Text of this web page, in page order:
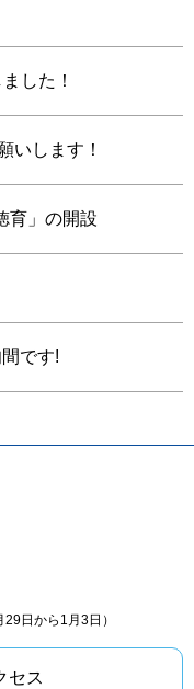
した！
いします！
育」の開設
です!
日から1月3日）
セス